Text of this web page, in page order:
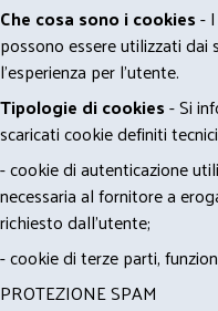
Che cosa sono i cookies-
possono essere utilizzati
l'esperienza per l'utente.
Tipologie di cookies- Si
scaricati cookie definiti
- cookie di autenticazione
necessaria al fornitore a
richiesto dall'utente;
- cookie di terze parti,
PROTEZIONE SPAM